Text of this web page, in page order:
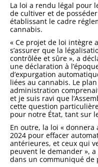
La loi a rendu légal pour
de cultiver et de
établissant le cadre
cannabis.
« Ce projet de loi intègre
s’assurer que la
contrôlée et sûre », a
une déclaration à
d’expurgation
liées au cannabis. Le
administration
et je suis ravi que
cette question
pour notre État, tant sur
En outre, la loi «
2024 pour effacer
antérieures, et ceux qui
peuvent le demander »,
dans un communiqué de